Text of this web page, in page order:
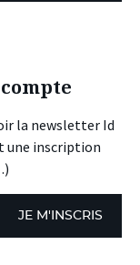
la newsletter Id
une inscription
JE M'INSCRIS